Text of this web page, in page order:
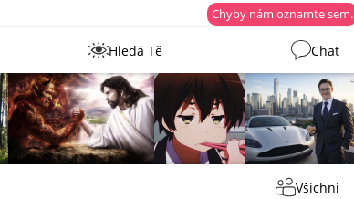
Chyby nám oznamte sem.
Hledá Tě Chat
Tentakovy
Všichni